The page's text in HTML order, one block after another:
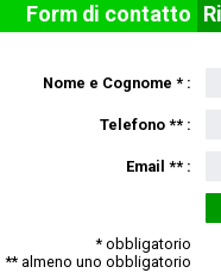
Form di contatto
Nome e Cognome * :
Telefono ** :
Email ** :
* obbligatorio
** almeno uno obbligatorio